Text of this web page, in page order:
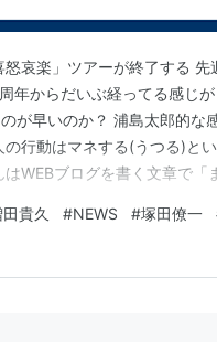
哀楽」ツアーが終了する 先
年からだいぶ経ってる感じ
が早いのか？ 浦島太郎的な
行動はマネする(うつる)と
WEBブログを書く文章で「
田さん 江頭さんが作詞をし
貴久 #NEWS #塚田僚一